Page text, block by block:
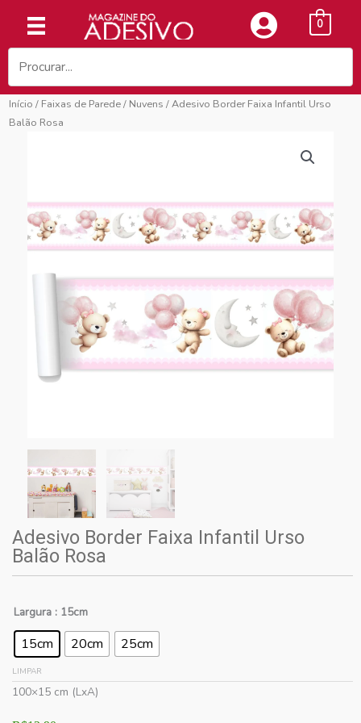
conteúdo
0
Início / Faixas de Parede/ Nuvens / Adesivo Border Faixa Infantil Urso
Balão Rosa
Adesivo Border Faixa Infantil Urso
Balão Rosa
Largura : 15cm
15cm 20cm 25cm
LIMPAR
100×15 cm (LxA)